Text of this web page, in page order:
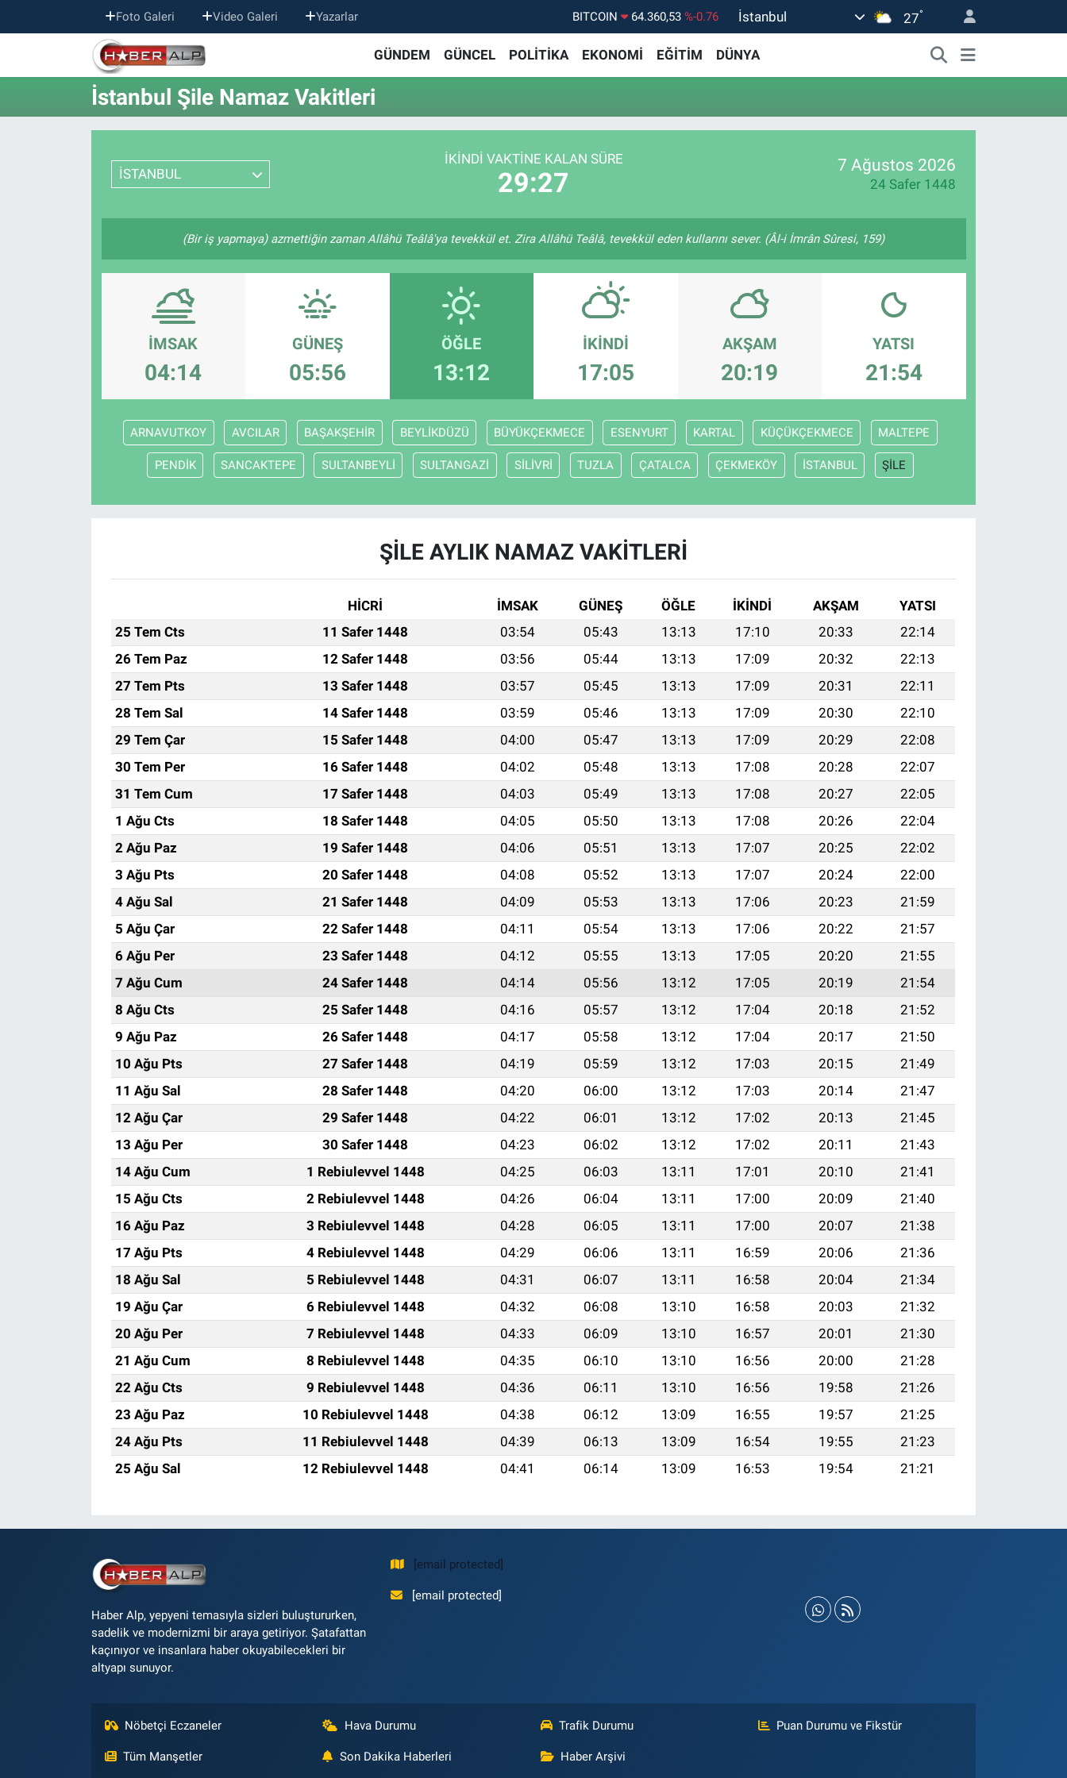
Foto Galeri Video Galeri Yazarlar BITCOIN 64.360,53 %-0.76
47,7069
%0.17
EURO
55,0265 %0.01
GRAM ALTIN
6574.81 %1.44
BİST100
İstanbul 27°
GÜNDEM GÜNCEL POLİTİKA EKONOMİ EĞİTİM DÜNYA
İstanbul Şile Namaz Vakitleri
İSTANBUL
İKINDI VAKTINE KALAN SÜRE
29:27
7 Ağustos 2026
24 Safer 1448
(Bir iş yapmaya) azmettiğin zaman Allâhü Teâlâ'ya tevekkül et. Zira Allâhü Teâlâ, tevekkül eden kullarını sever. (Âl-i İmrân Sûresi, 159)
İMSAK
04:14
GÜNEŞ
05:56
ÖĞLE
13:12
İKINDI
17:05
AKŞAM
20:19
YATSI
21:54
ARNAVUTKOY AVCILAR BAŞAKŞEHİR BEYLİKDÜZÜ BÜYÜKÇEKMECE ESENYURT KARTAL KÜÇÜKÇEKMECE MALTEPE
PENDİK SANCAKTEPE SULTANBEYLİ SULTANGAZİ SİLİVRİ TUZLA ÇATALCA ÇEKMEKÖY İSTANBUL ŞİLE
ŞİLE AYLIK NAMAZ VAKITLERI
HİCRİ İMSAK GÜNEŞ ÖĞLE İKINDI AKŞAM
YATSI
25 Tem Cts
11 Safer 1448 03:54 05:43 13:13 17:10 20:33
22:14
26 Tem Paz
12 Safer 1448 03:56 05:44 13:13 17:09 20:32
22:13
27 Tem Pts
13 Safer 1448 03:57 05:45 13:13 17:09 20:31
22:11
28 Tem Sal
14 Safer 1448 03:59 05:46 13:13 17:09 20:30
22:10
29 Tem Çar
15 Safer 1448 04:00 05:47 13:13 17:09 20:29
22:08
30 Tem Per
16 Safer 1448 04:02 05:48 13:13 17:08 20:28
22:07
31 Tem Cum
17 Safer 1448 04:03 05:49 13:13 17:08 20:27
22:05
1 Ağu Cts
18 Safer 1448 04:05 05:50 13:13 17:08 20:26
22:04
2 Ağu Paz
19 Safer 1448 04:06 05:51 13:13 17:07 20:25
22:02
3 Ağu Pts
20 Safer 1448 04:08 05:52 13:13 17:07 20:24
22:00
4 Ağu Sal
21 Safer 1448 04:09 05:53 13:13 17:06 20:23
21:59
5 Ağu Çar
22 Safer 1448 04:11 05:54 13:13 17:06 20:22
21:57
6 Ağu Per
23 Safer 1448 04:12 05:55 13:13 17:05 20:20
21:55
7 Ağu Cum
24 Safer 1448 04:14 05:56 13:12 17:05 20:19
21:54
8 Ağu Cts
25 Safer 1448 04:16 05:57 13:12 17:04 20:18
21:52
9 Ağu Paz
26 Safer 1448 04:17 05:58 13:12 17:04 20:17
21:50
10 Ağu Pts
27 Safer 1448 04:19 05:59 13:12 17:03 20:15
21:49
11 Ağu Sal
28 Safer 1448 04:20 06:00 13:12 17:03 20:14
21:47
12 Ağu Çar
29 Safer 1448 04:22 06:01 13:12 17:02 20:13
21:45
13 Ağu Per
30 Safer 1448 04:23 06:02 13:12 17:02 20:11
21:43
14 Ağu Cum
1 Rebiulevvel 1448 04:25 06:03 13:11 17:01 20:10
21:41
15 Ağu Cts
2 Rebiulevvel 1448 04:26 06:04 13:11 17:00 20:09
21:40
16 Ağu Paz
3 Rebiulevvel 1448 04:28 06:05 13:11 17:00 20:07
21:38
17 Ağu Pts
4 Rebiulevvel 1448 04:29 06:06 13:11 16:59 20:06
21:36
18 Ağu Sal
5 Rebiulevvel 1448 04:31 06:07 13:11 16:58 20:04
21:34
19 Ağu Çar
6 Rebiulevvel 1448 04:32 06:08 13:10 16:58 20:03
21:32
20 Ağu Per
7 Rebiulevvel 1448 04:33 06:09 13:10 16:57 20:01
21:30
21 Ağu Cum
8 Rebiulevvel 1448 04:35 06:10 13:10 16:56 20:00
21:28
22 Ağu Cts
9 Rebiulevvel 1448 04:36 06:11 13:10 16:56 19:58
21:26
23 Ağu Paz
10 Rebiulevvel 1448 04:38 06:12 13:09 16:55 19:57
21:25
24 Ağu Pts
11 Rebiulevvel 1448 04:39 06:13 13:09 16:54 19:55
21:23
25 Ağu Sal
12 Rebiulevvel 1448 04:41 06:14 13:09 16:53 19:54 21:21
Haber Alp, yepyeni temasıyla sizleri buluştururken,
sadelik ve modernizmi bir araya getiriyor. Şatafattan
kaçınıyor ve insanlara haber okuyabilecekleri bir
altyapı sunuyor.
[email protected]
[email protected]
Nöbetçi Eczaneler Hava Durumu Trafik Durumu Puan Durumu ve Fikstür
Tüm Manşetler Son Dakika Haberleri Haber Arşivi
Nöbetçi Eczaneler
Hava Durumu
Süper Lig Puan Durumu ve Fikstür
Tüm Manşetler
Son Dakika Haberleri